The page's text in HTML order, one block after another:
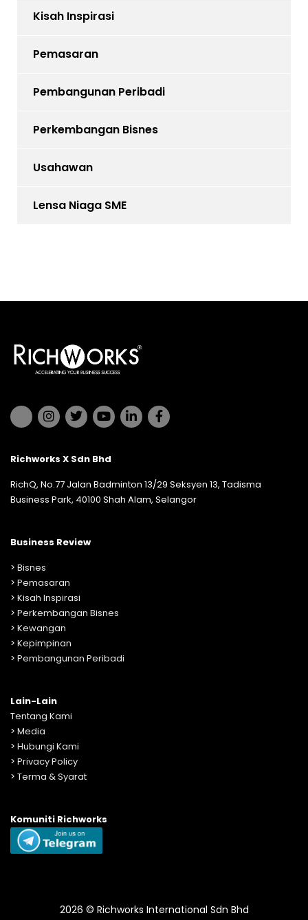
Kisah Inspirasi
Pemasaran
Pembangunan Peribadi
Perkembangan Bisnes
Usahawan
Lensa Niaga SME
Richworks X Sdn Bhd
RichQ, No.77 Jalan Badminton 13/29 Seksyen 13, Tadisma
Business Park, 40100 Shah Alam, Selangor
Business Review
> Bisnes
> Pemasaran
> Kisah Inspirasi
> Perkembangan Bisnes
> Kewangan
> Kepimpinan
> Pembangunan Peribadi
Lain-Lain
Tentang Kami
> Media
> Hubungi Kami
> Privacy Policy
> Terma & Syarat
Komuniti Richworks
2026 © Richworks International Sdn Bhd